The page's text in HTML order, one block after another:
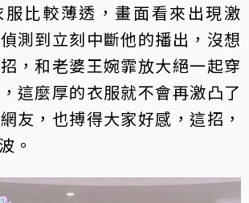
比較薄透，畫面看來出現激
測到立刻中斷他的播出，沒想
，和老婆王婉霏放大絕一起穿
這麼厚的衣服就不會再激凸了
友，也搏得大家好感，這招，
。